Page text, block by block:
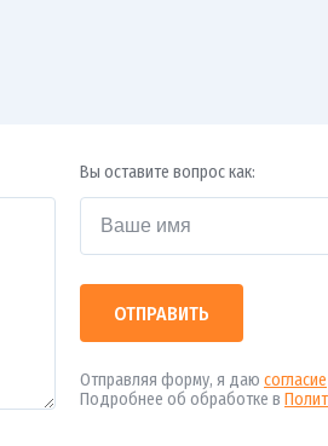
Вы оставите вопрос как:
ОТПРАВИТЬ
Отправляя форму, я даю согласие
Подробнее об обработке в